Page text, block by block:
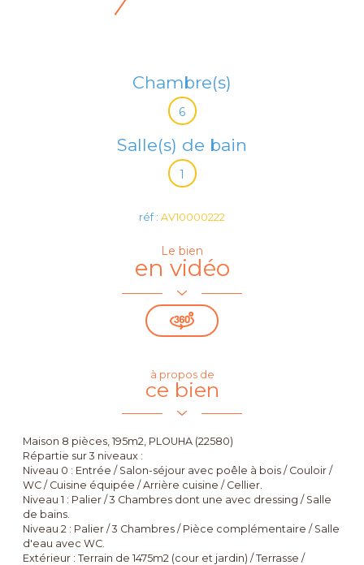
Chambre(s)
6
Salle(s) de bain
1
réf : AV10000222
Le bien
en vidéo
à propos de
ce bien
Maison 8 pièces, 195m2, PLOUHA (22580)
Répartie sur 3 niveaux :
Niveau 0 : Entrée / Salon-séjour avec poêle à bois / Couloir /
WC / Cuisine équipée / Arrière cuisine / Cellier.
Niveau 1 : Palier / 3 Chambres dont une avec dressing / Salle
de bains.
Niveau 2 : Palier / 3 Chambres / Pièce complémentaire / Salle
d'eau avec WC.
Extérieur : Terrain de 1475m2 (cour et jardin) / Terrasse /